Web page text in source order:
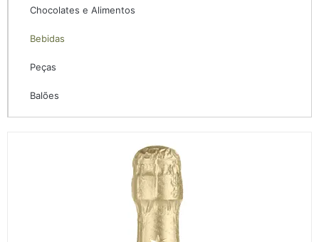
Chocolates e Alimentos
Bebidas
Peças
Balões